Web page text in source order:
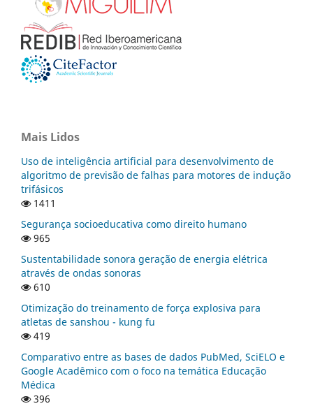
Mais Lidos
Uso de inteligência artificial para desenvolvimento de
algoritmo de previsão de falhas para motores de indução
trifásicos
1411
Segurança socioeducativa como direito humano
965
Sustentabilidade sonora geração de energia elétrica
através de ondas sonoras
610
Otimização do treinamento de força explosiva para
atletas de sanshou - kung fu
419
Comparativo entre as bases de dados PubMed, SciELO e
Google Acadêmico com o foco na temática Educação
Médica
396